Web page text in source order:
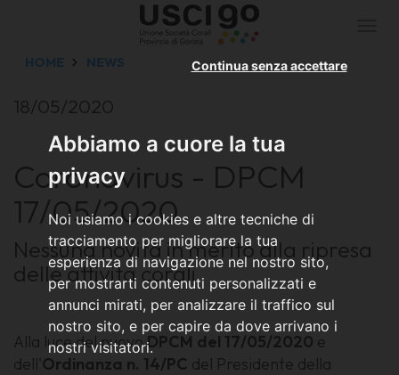
Abbiamo a cuore la tua
privacy
Noi usiamo i cookies e altre tecniche di
tracciamento per migliorare la tua
esperienza di navigazione nel nostro sito,
per mostrarti contenuti personalizzati e
annunci mirati, per analizzare il traffico sul
nostro sito, e per capire da dove arrivano i
nostri visitatori.
Continua senza accettare
HOME NEWS
18/05/2020
Coronavirus - DPCM
17/05/2020
Nessuna novità in merito alla ripresa
delle attività corali
Alla luce del nuovoDPCM del 17/05/2020 e
dell' Ordinanza n. 14/PC del Presidente della